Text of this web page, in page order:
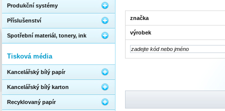
značka
výrobek
Produkční systémy
Příslušenství
Spotřební materiál, tonery, ink
Tisková média
Kancelářský bílý papír
Kancelářský bílý karton
Recyklovaný papír